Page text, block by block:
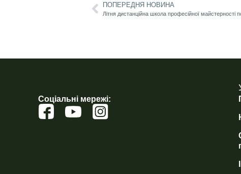
ПОПЕРЕДНЯ НОВИНА
Соціальні мережі: